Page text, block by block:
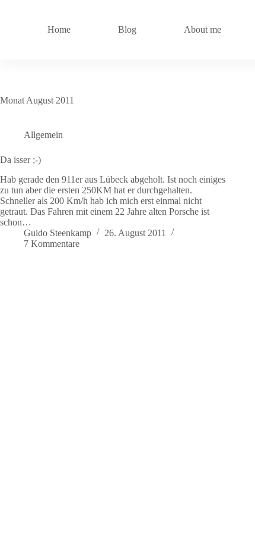
Home Blog About me
Monat August 2011
Allgemein
Da isser ;-)
Hab gerade den 911er aus Lübeck abgeholt. Ist noch einiges
zu tun aber die ersten 250KM hat er durchgehalten.
Schneller als 200 Km/h hab ich mich erst einmal nicht
getraut. Das Fahren mit einem 22 Jahre alten Porsche ist
schon…
Guido Steenkamp
26. August 2011
7 Kommentare